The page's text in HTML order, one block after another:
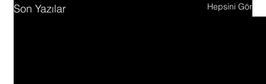
Son Yazılar Hepsini Gör